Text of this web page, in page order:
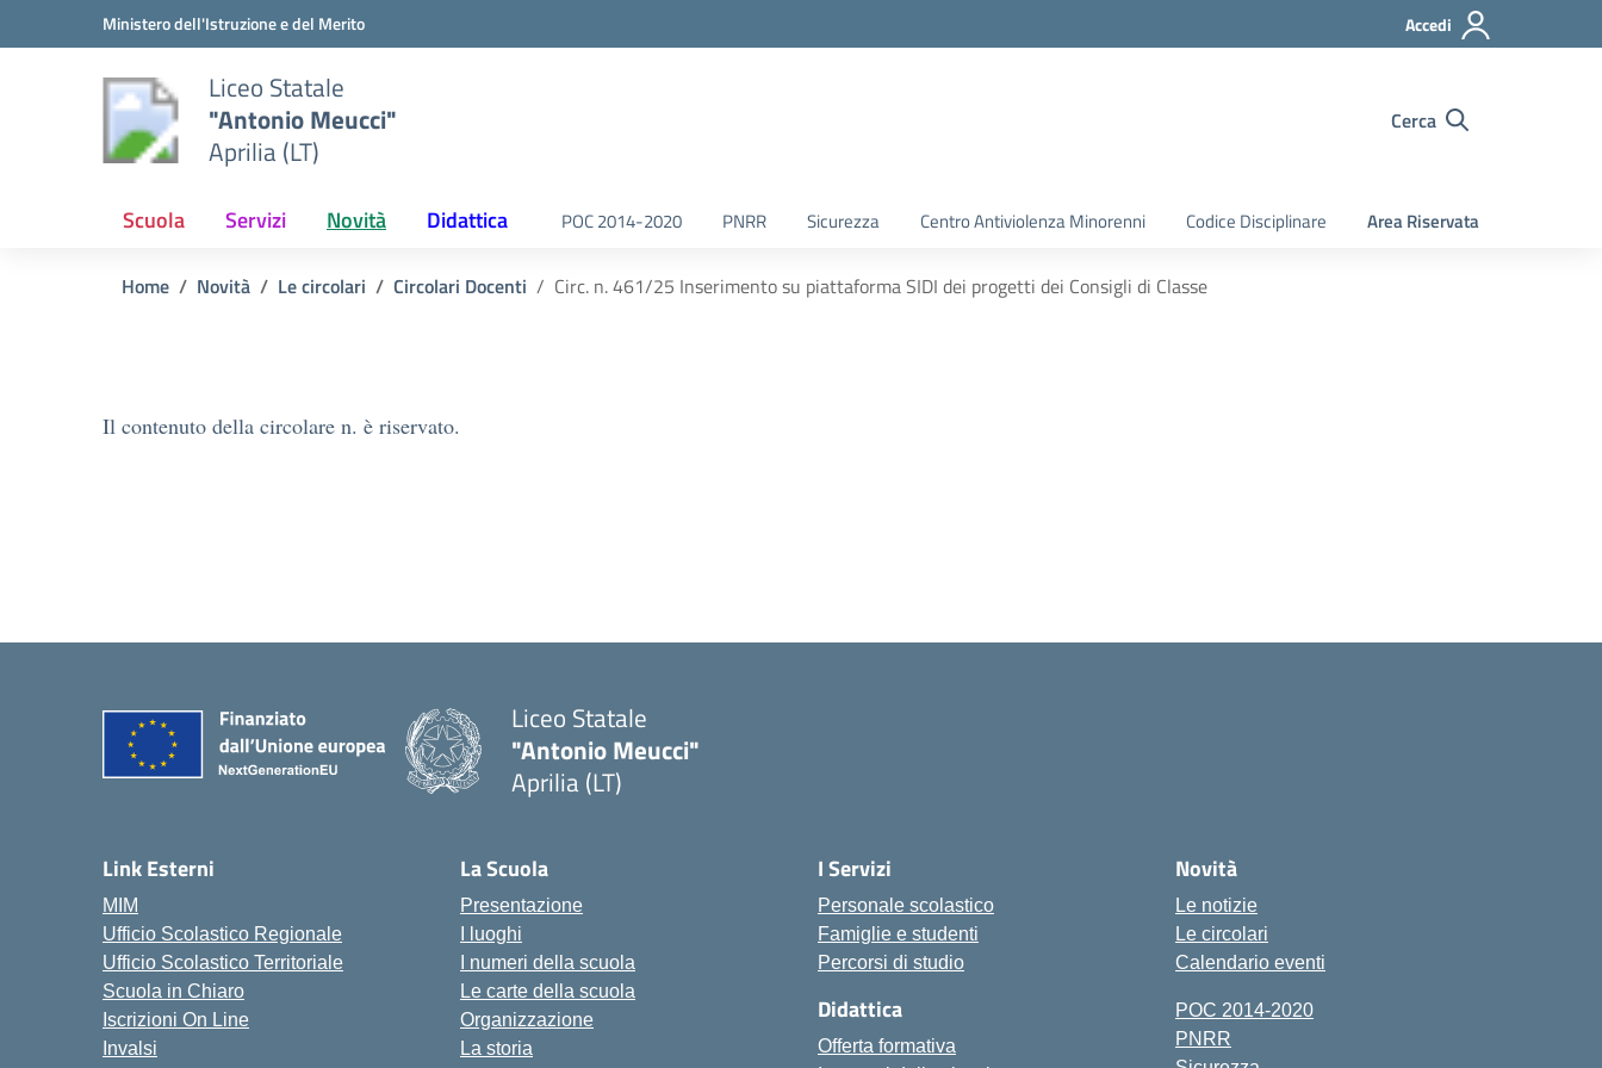
Ministero dell'Istruzione e del Merito Accedi
Liceo Statale
"Antonio Meucci"
Aprilia (LT)
Cerca
Scuola Servizi Novità Didattica POC 2014-2020 PNRR Sicurezza Centro Antiviolenza Minorenni Codice Disciplinare Area Riservata
Home Novità Le circolari Circolari Docenti Circ. n. 461/25 Inserimento su piattaforma SIDI dei progetti dei Consigli di Classe
Il contenuto della circolare n. è riservato.
Liceo Statale
"Antonio Meucci"
Aprilia (LT)
Link Esterni
MIM
Ufficio Scolastico Regionale
Ufficio Scolastico Territoriale
Scuola in Chiaro
Iscrizioni On Line
Invalsi
La Scuola
Presentazione
I luoghi
I numeri della scuola
Le carte della scuola
Organizzazione
La storia
I Servizi
Personale scolastico
Famiglie e studenti
Percorsi di studio
Didattica
Offerta formativa
Novità
Le notizie
Le circolari
Calendario eventi
POC 2014-2020
PNRR